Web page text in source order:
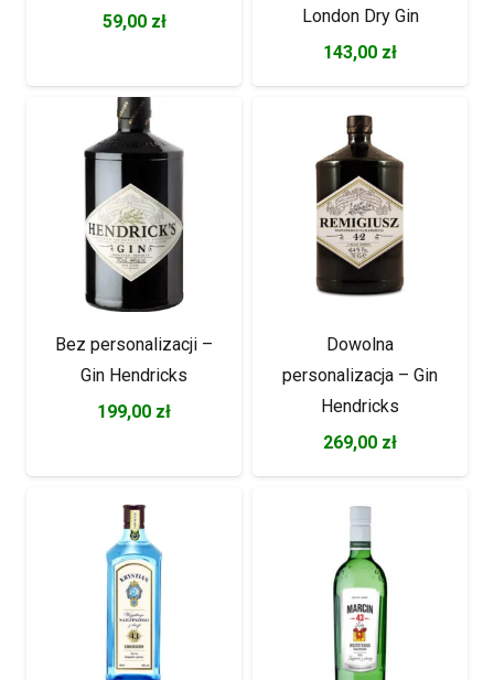
59,00 zł
London Dry Gin
143,00 zł
Bez personalizacji –
Gin Hendricks
199,00 zł
Dowolna
personalizacja – Gin
Hendricks
269,00 zł